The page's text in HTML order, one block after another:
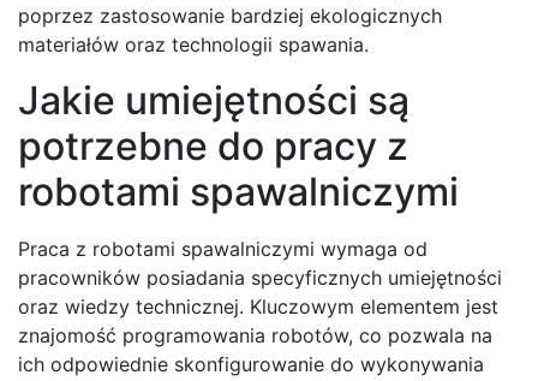
poprzez zastosowanie bardziej ekologicznych
materiałów oraz technologii spawania.
Jakie umiejętności są
potrzebne do pracy z
robotami spawalniczymi
Praca z robotami spawalniczymi wymaga od
pracowników posiadania specyficznych umiejętności
oraz wiedzy technicznej. Kluczowym elementem jest
znajomość programowania robotów, co pozwala na
ich odpowiednie skonfigurowanie do wykonywania